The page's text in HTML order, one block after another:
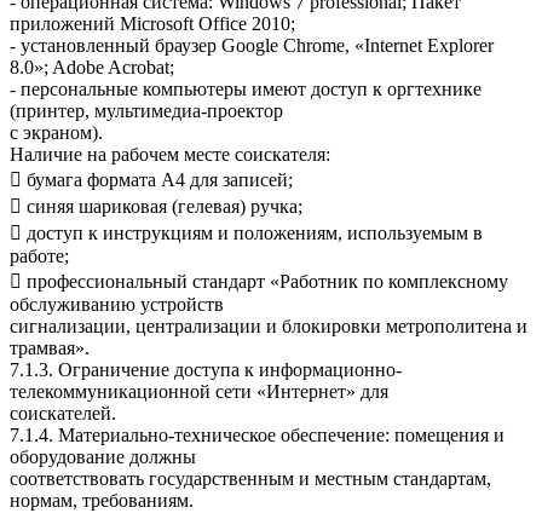
приложений Microsoft Office 2010;
- установленный браузер Google Chrome, «Internet Explorer
8.0»; Adobe Acrobat;
- персональные компьютеры имеют доступ к оргтехнике
(принтер, мультимедиа-проектор
с экраном).
Наличие на рабочем месте соискателя:
 бумага формата А4 для записей;
 синяя шариковая (гелевая) ручка;
 доступ к инструкциям и положениям, используемым в
работе;
 профессиональный стандарт «Работник по комплексному
обслуживанию устройств
сигнализации, централизации и блокировки метрополитена и
трамвая».
7.1.3. Ограничение доступа к информационно-
телекоммуникационной сети «Интернет» для
соискателей.
7.1.4. Материально-техническое обеспечение: помещения и
оборудование должны
соответствовать государственным и местным стандартам,
нормам, требованиям.